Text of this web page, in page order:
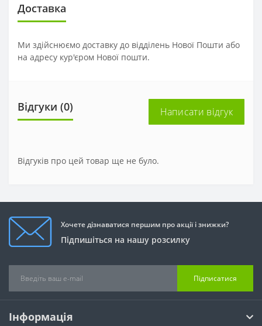
Доставка
Ми здійснюємо доставку до відділень Нової Пошти або
на адресу кур'єром Нової пошти.
Відгуки (0) Написати відгук
Відгуків про цей товар ще не було.
Хочете дізнаватися першим про акції і знижки?
Підпишіться на нашу розсилку
Підписатися
Інформація